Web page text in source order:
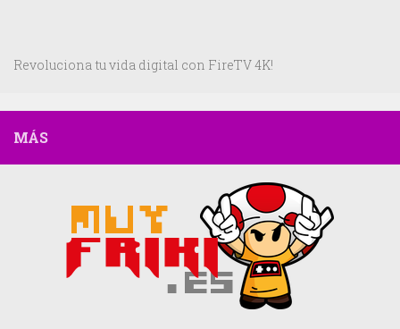
Revoluciona tu vida digital con FireTV 4K!
MÁS